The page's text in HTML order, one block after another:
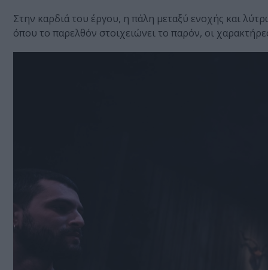
Στην καρδιά του έργου, η πάλη μεταξύ ενοχής και
όπου το παρελθόν στοιχειώνει το παρόν, οι